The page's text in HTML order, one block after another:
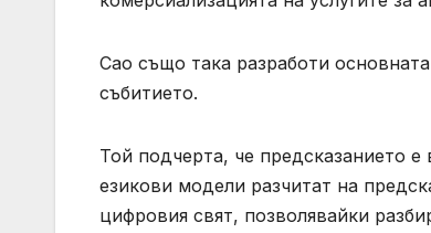
Cao също така разработи
събитието.
Той подчерта, че предсказанието
езикови модели разчитат на
цифровия свят, позволявайки